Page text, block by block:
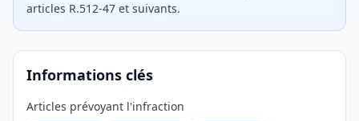
articles R.512-47 et suivants.
Informations clés
Articles prévoyant l'infraction